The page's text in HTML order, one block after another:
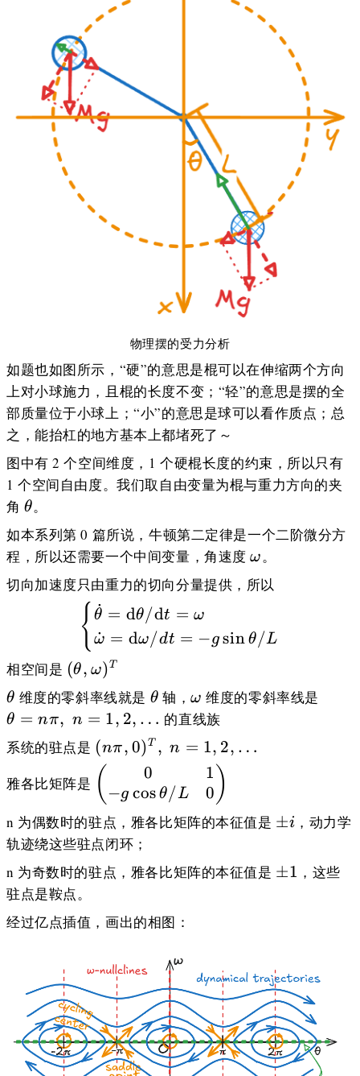
物理摆的受力分析
如题也如图所示，“硬”的意思是棍可以在伸缩两个方向
上对小球施力，且棍的长度不变；“轻”的意思是摆的全
部质量位于小球上；“小”的意思是球可以看作质点；总
之，能抬杠的地方基本上都堵死了～
图中有 2 个空间维度，1 个硬棍长度的约束，所以只有
1 个空间自由度。我们取自由变量为棍与重力方向的夹
角\theta
θ。
如本系列第 0 篇所说，牛顿第二定律是一个二阶微分方
程，所以还需要一个中间变量，角速度\omega
ω。
切向加速度只由重力的切向分量提供，所以
\begin{cases}
{ θ
˙ = dθ/dt = ω
ω
˙ = dω /dt = −g sin θ /L
相空间是 (\theta,\omega)^T
(θ, ω)T
\theta
θ 维度的零斜率线就是 \theta
θ 轴，\omega
ω 维度的零斜率线是
θ = nπ, n = 1, 2, … 的直线族
系统的驻点是 (n \pi,
0)^T,\
n=1,2,\dots
(nπ, 0)T , n = 1, 2, …
雅各比矩阵是 \left(\begin{matrix}
0 & 1 \\ -
g\cos\theta/L & 0
\end{matrix}\right)
(
0
−g cos θ /L
1
0 )
n 为偶数时的驻点，雅各比矩阵的本征值是 \pm
±i ，动力学
轨迹绕这些驻点闭环；
n 为奇数时的驻点，雅各比矩阵的本征值是 \pm
±1 ，这些
驻点是鞍点。
经过亿点插值，画出的相图：